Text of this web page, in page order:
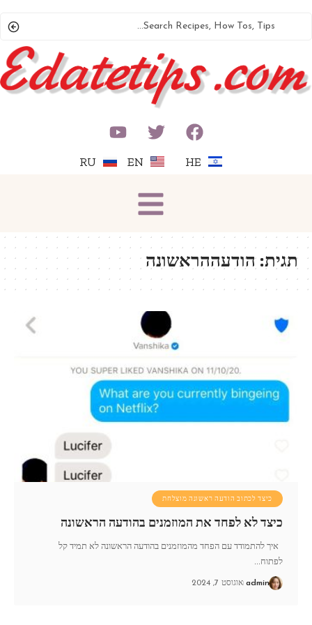
HE
EN
RU
תגית:הודעההראשונה
כיצד לכתוב הודעה ראשונה מוצלחת
כיצד לא לפחד את המוזמנים בהודעה הראשונה
איך להתמודד עם הפחד מהמוזמנים בהודעה הראשונה לא תמיד קל
לפתוח…
admin אוגוסט 7, 2024